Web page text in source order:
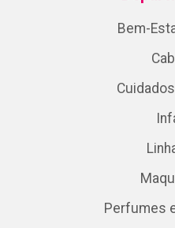
Bem-
Perfumes